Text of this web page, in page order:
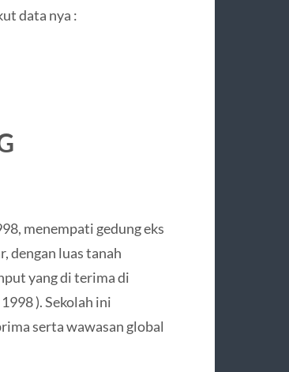
data nya :
menempati gedung eks
dengan luas tanah
yang di terima di
). Sekolah ini
serta wawasan global